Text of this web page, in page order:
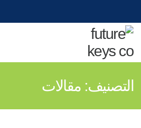
التصنيف: مقالات